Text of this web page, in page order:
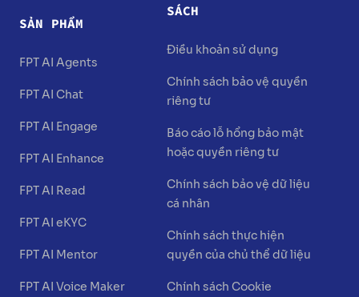
SẢN PHẨM
FPT AI Agents
FPT AI Chat
FPT AI Engage
FPT AI Enhance
FPT AI Read
FPT AI eKYC
FPT AI Mentor
FPT AI Voice Maker
SÁCH
Điều khoản sử dụng
Chính sách bảo vệ quyền
riêng tư
Báo cáo lỗ hổng bảo mật
hoặc quyền riêng tư
Chính sách bảo vệ dữ liệu
cá nhân
Chính sách thực hiện
quyền của chủ thể dữ liệu
Chính sách Cookie